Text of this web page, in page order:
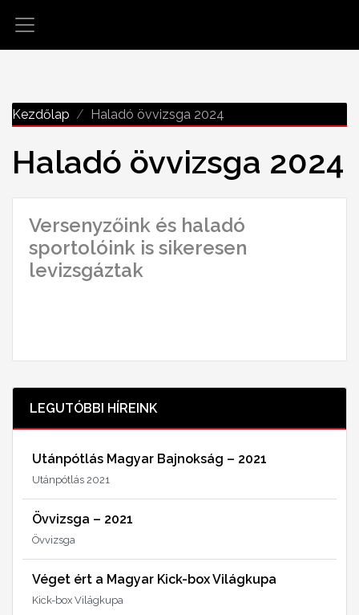
Kezdőlap Haladó övvizsga 2024
Haladó övvizsga 2024
Versenyzőink és haladó
sportolóink is sikeresen
levizsgáztak
LEGUTÓBBI HÍREINK
Utánpótlás Magyar Bajnokság – 2021
Utánpótlás 2021
Övvizsga – 2021
Övvizsga
Véget ért a Magyar Kick-box Világkupa
Kick-box Világkupa